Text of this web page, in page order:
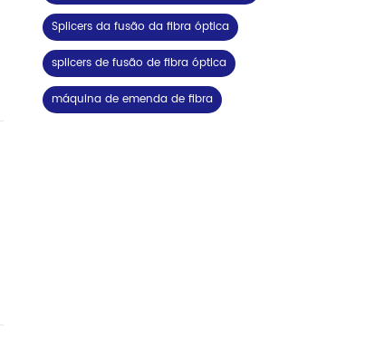
Splicers da fusão da fibra óptica
splicers de fusão de fibra óptica
máquina de emenda de fibra